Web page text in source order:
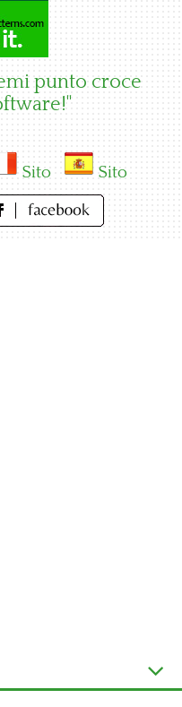
punto croce
Sito Sito